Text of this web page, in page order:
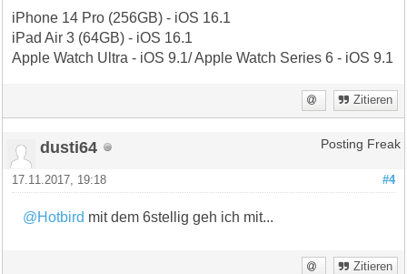
iPhone 14 Pro (256GB) - iOS 16.1
iPad Air 3 (64GB) - iOS 16.1
Apple Watch Ultra - iOS 9.1/ Apple Watch Series 6 - iOS 9.1
Zitieren
dusti64 Posting Freak
#4
17.11.2017, 19:18
@Hotbird mit dem 6stellig geh ich mit...
Zitieren